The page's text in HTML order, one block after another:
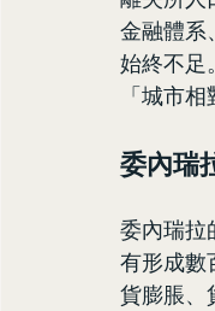
金融體系
始終不足
「城市
委內瑞
委內瑞拉
有形成數
貨膨脹、